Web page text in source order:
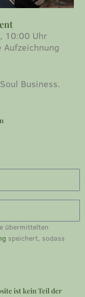
10:00 Uhr
Aufzeichnung
Business.
übermittelten
speichert, sodass
ist kein Teil der